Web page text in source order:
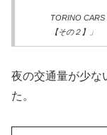
TORINO
【その２】」
夜の交通量が少な
た。